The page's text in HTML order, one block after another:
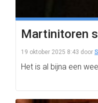
Martinitoren
19 oktober 2025 8:43 door
Het is al bijna een